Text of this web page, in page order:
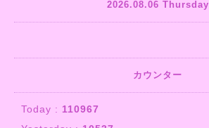
2026.08.06 Thursday
カウンター
Today : 110967